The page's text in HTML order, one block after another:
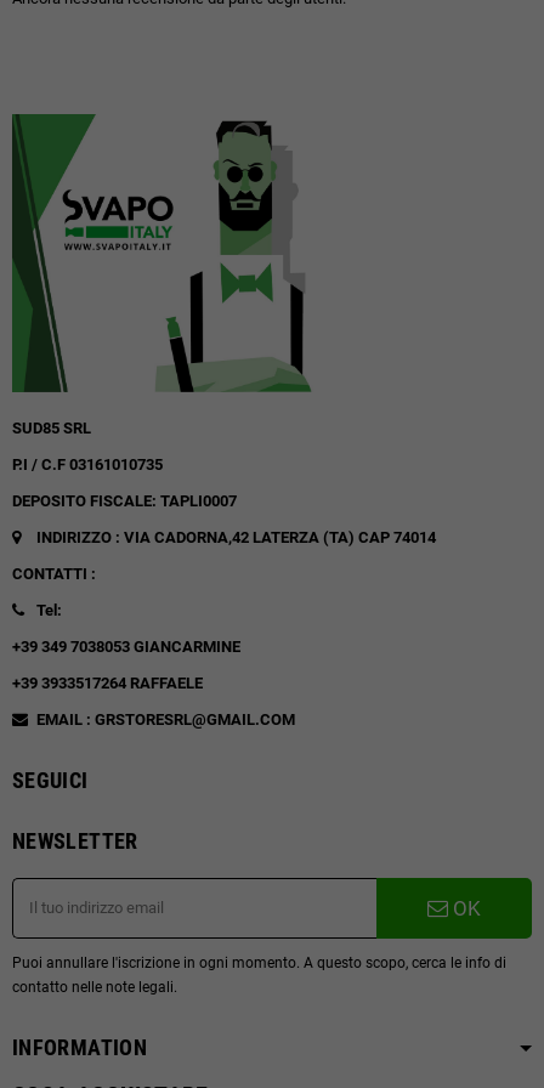
SUD85 SRL
P.I / C.F 03161010735
DEPOSITO FISCALE: TAPLI0007
INDIRIZZO : VIA CADORNA,42 LATERZA (TA) CAP 74014
CONTATTI :
Tel:
+39 349 7038053 GIANCARMINE
+39 3933517264 RAFFAELE
EMAIL : GRSTORESRL@GMAIL.COM
SEGUICI
NEWSLETTER
OK
Puoi annullare l'iscrizione in ogni momento. A questo scopo, cerca le info di
contatto nelle note legali.
INFORMATION